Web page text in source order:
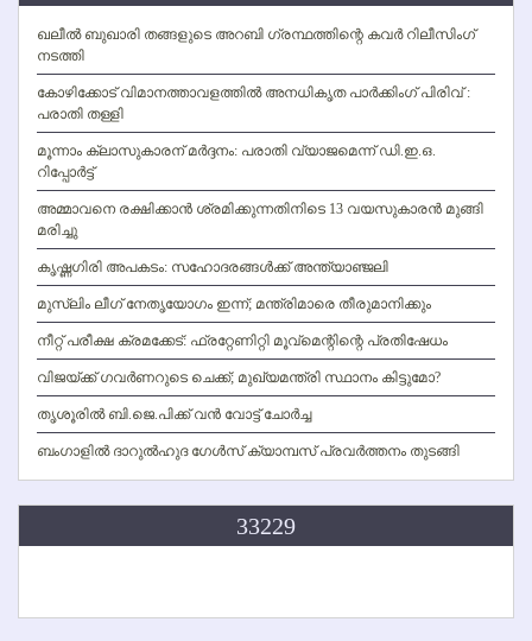
ഖലീല്‍ ബുഖാരി തങ്ങളുടെ അറബി ഗ്രന്ഥത്തിന്റെ കവര്‍ റിലീസിംഗ്
നടത്തി
കോഴിക്കോട് വിമാനത്താവളത്തില്‍ അനധികൃത പാര്‍ക്കിംഗ് പിരിവ് :
പരാതി തള്ളി
മൂന്നാം ക്ലാസുകാരന് മര്‍ദ്ദനം: പരാതി വ്യാജമെന്ന് ഡി.ഇ.ഒ.
റിപ്പോര്‍ട്ട്
അമ്മാവനെ രക്ഷിക്കാന്‍ ശ്രമിക്കുന്നതിനിടെ 13 വയസുകാരന്‍ മുങ്ങി
മരിച്ചു
കൃഷ്ണഗിരി അപകടം: സഹോദരങ്ങള്‍ക്ക് അന്ത്യാഞ്ജലി
മുസ്ലിം ലീഗ് നേതൃയോഗം ഇന്ന്; മന്ത്രിമാരെ തീരുമാനിക്കും
നീറ്റ് പരീക്ഷ ക്രമക്കേട്: ഫ്രറ്റേണിറ്റി മൂവ്‌മെന്റിന്റെ പ്രതിഷേധം
വിജയ്ക്ക് ഗവര്‍ണറുടെ ചെക്ക്; മുഖ്യമന്ത്രി സ്ഥാനം കിട്ടുമോ?
തൃശൂരില്‍ ബി.ജെ.പിക്ക് വന്‍ വോട്ട് ചോര്‍ച്ച
ബംഗാളില്‍ ദാറുല്‍ഹുദ ഗേള്‍സ് ക്യാമ്പസ് പ്രവര്‍ത്തനം തുടങ്ങി
33229